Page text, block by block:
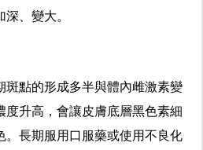
、變大。
斑點的形成多半與體內雌激素變
度升高，會讓皮膚底層黑色素細
。長期服用口服藥或使用不良化